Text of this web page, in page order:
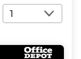
Cantidad